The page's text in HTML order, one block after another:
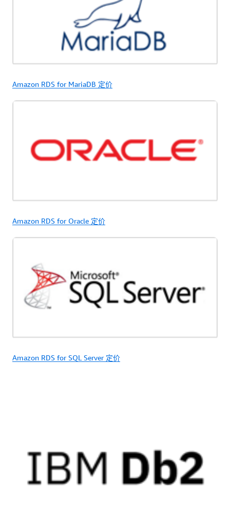
Amazon RDS for MariaDB 定价
Amazon RDS for Oracle 定价
Amazon RDS for SQL Server 定价